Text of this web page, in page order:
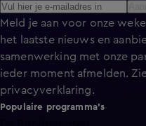
Meld je aan voor onze
het laatste nieuws en
samenwerking met onze
ieder moment afmelden.
privacyverklaring.
Populaire programma's